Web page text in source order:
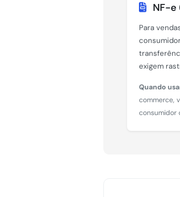
NF-e
Para
exigem
Quando
commerce,
consumidor